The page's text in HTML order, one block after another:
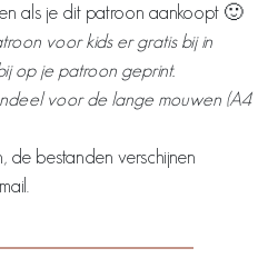
als je dit patroon aankoopt 🙂
voor kids er gratis bij in
op je patroon geprint.
voor de lange mouwen (A4
de bestanden verschijnen